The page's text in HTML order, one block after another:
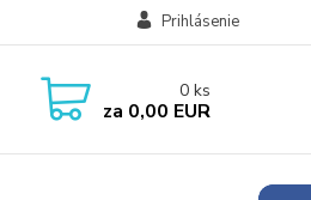
Prihlásenie
0 ks
za 0,00 EUR